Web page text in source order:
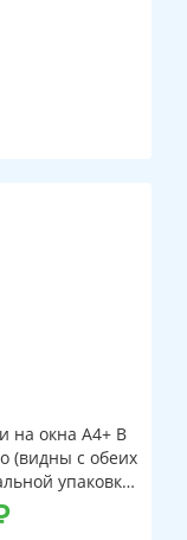
на окна А4+ В
(видны с обеих
упаковке,